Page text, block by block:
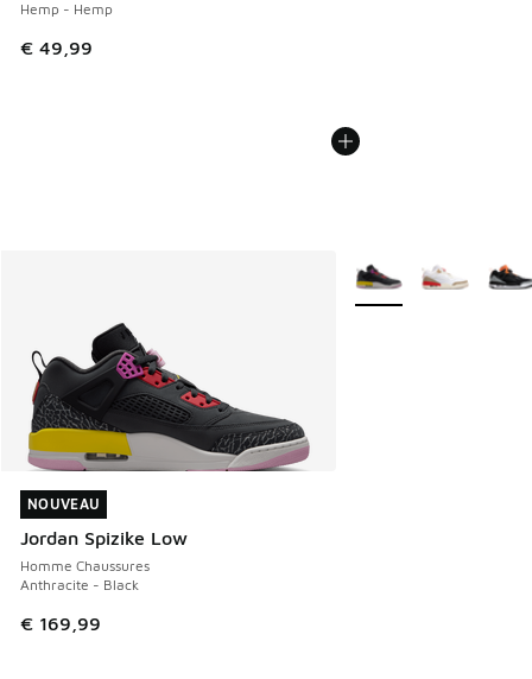
Hemp - Hemp
€ 49,99
NOUVEAU
Jordan Spizike Low
Homme Chaussures
Anthracite - Black
€ 169,99
NOUVEAU
Plus de couleurs